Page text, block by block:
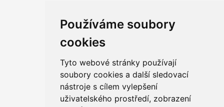
Používáme soubory
cookies
Tyto webové stránky používají
soubory cookies a další sledovací
nástroje s cílem vylepšení
uživatelského prostředí, zobrazení